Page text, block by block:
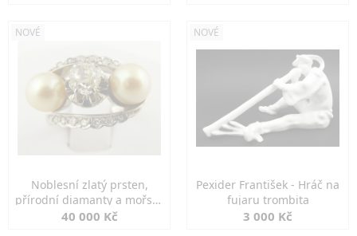
NOVÉ
Noblesní zlatý prsten,
přírodní diamanty a mořské
perly
40 000 Kč
NOVÉ
Pexider František - Hráč na
fujaru trombita
3 000 Kč